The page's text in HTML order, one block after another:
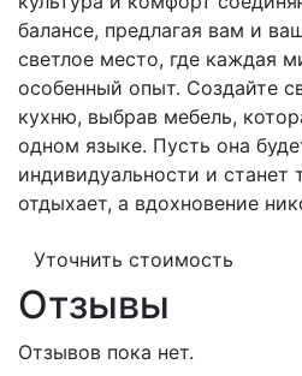
балансе, предлагая вам и
светлое место, где каждая
особенный опыт. Создайте
кухню, выбрав мебель,
одном языке. Пусть она
индивидуальности и
отдыхает, а вдохновение
Уточнить стоимость
Отзывы
Отзывов пока нет.